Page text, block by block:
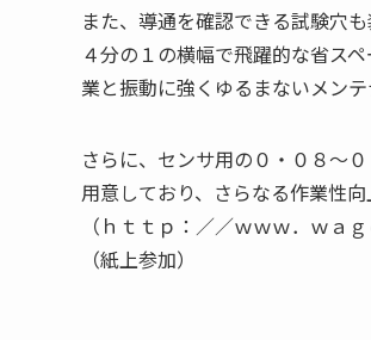
また、導通を確認できる試験穴
４分の１の横幅で飛躍的な省ス
業と振動に強くゆるまないメン
さらに、センサ用の０・０８～
用意しており、さらなる作業性向
（ｈｔｔｐ：／／ｗｗｗ．ｗａ
（紙上参加）